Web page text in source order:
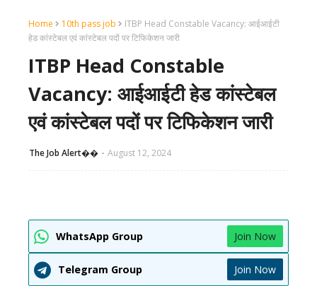
Home 10th pass job
ITBP Head Constable Vacancy: आईआईटी
हेड कांस्टेबल एवं कांस्टेबल पदों पर टिफिकेशन जारी
ITBP Head Constable
Vacancy: आईआईटी हेड कांस्टेबल
एवं कांस्टेबल पदों पर टिफिकेशन जारी
The Job Alert��️ August 12, 2024
WhatsApp Group Join Now
Telegram Group Join Now